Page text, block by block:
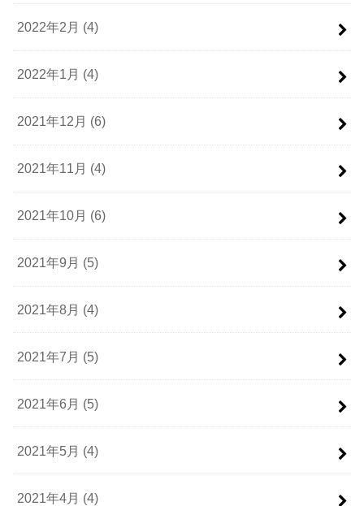
2022年2月 (4)
2022年1月 (4)
2021年12月 (6)
2021年11月 (4)
2021年10月 (6)
2021年9月 (5)
2021年8月 (4)
2021年7月 (5)
2021年6月 (5)
2021年5月 (4)
2021年4月 (4)